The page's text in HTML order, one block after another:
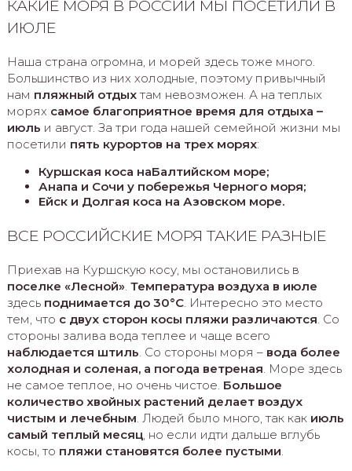
КАКИЕ МОРЯ В РОССИИ МЫ ПОСЕТИЛИ В
ИЮЛЕ
Наша страна огромна, и морей здесь тоже много.
Большинство из них холодные, поэтому привычный
нам пляжный отдыхтам невозможен. А на теплых
морях самое благоприятное время для отдыха –
июль и август. За три года нашей семейной жизни мы
посетили пять курортов на трех морях:
Куршская коса наБалтийском море;
Анапа и Сочи у побережья Черного моря;
Ейск и Долгая коса на Азовском море.
ВСЕ РОССИЙСКИЕ МОРЯ ТАКИЕ РАЗНЫЕ
Приехав на Куршскую косу, мы остановились в
поселке «Лесной». Температура воздуха в июле
здесь поднимается до 30°C. Интересно это место
тем, что с двух сторон косы пляжи различаются. Со
стороны залива вода теплее и чаще всего
наблюдается штиль. Со стороны моря – вода более
холодная и соленая, а погода ветреная. Море здесь
не самое теплое, но очень чистое. Большое
количество хвойных растений делает воздух
чистым и лечебным. Людей было много, так как июль
самый теплый месяц, но если идти дальше вглубь
косы, то пляжи становятся более пустыми.